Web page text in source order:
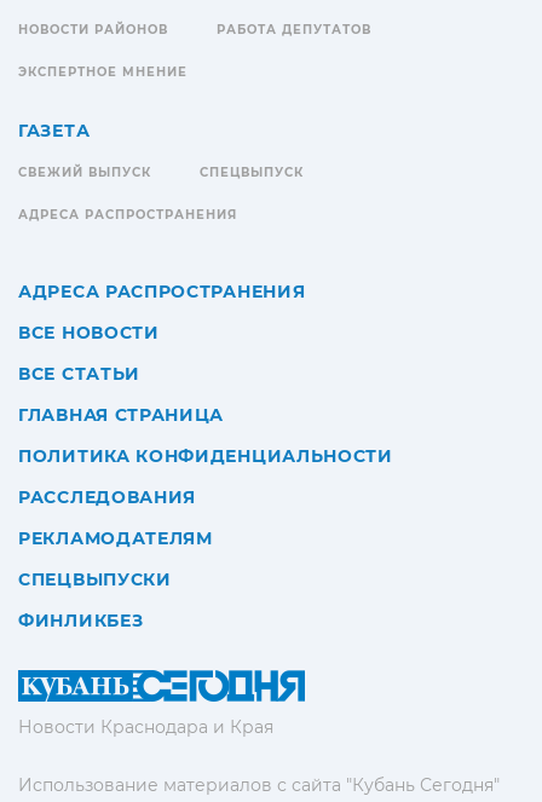
Новости Краснодара и Края
Использование материалов с сайта "Кубань Сегодня"
НОВОСТИ РАЙОНОВ РАБОТА ДЕПУТАТОВ
ЭКСПЕРТНОЕ МНЕНИЕ
ГАЗЕТА
СВЕЖИЙ ВЫПУСК СПЕЦВЫПУСК
АДРЕСА РАСПРОСТРАНЕНИЯ
АДРЕСА РАСПРОСТРАНЕНИЯ
ВСЕ НОВОСТИ
ВСЕ СТАТЬИ
ГЛАВНАЯ СТРАНИЦА
ПОЛИТИКА КОНФИДЕНЦИАЛЬНОСТИ
РАССЛЕДОВАНИЯ
РЕКЛАМОДАТЕЛЯМ
СПЕЦВЫПУСКИ
ФИНЛИКБЕЗ